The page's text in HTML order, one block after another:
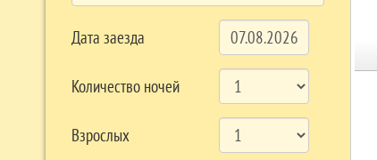
Дата заезда
Количество ночей
Взрослых